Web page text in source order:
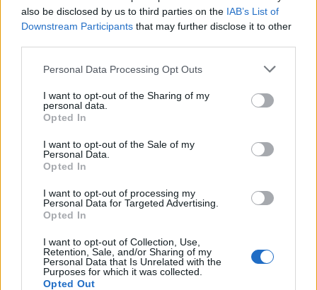
also be disclosed by us to third parties on the IAB’s List of
Downstream Participants that may further disclose it to other
Personal Data Processing Opt Outs
I want to opt-out of the Sharing of my
personal data.
Opted In
I want to opt-out of the Sale of my
Personal Data.
Opted In
I want to opt-out of processing my
Personal Data for Targeted Advertising.
Opted In
I want to opt-out of Collection, Use,
Retention, Sale, and/or Sharing of my
Personal Data that Is Unrelated with the
Purposes for which it was collected.
Opted Out